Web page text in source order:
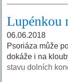
Lupénkou
06.06.2018
Psoriáza může
dokáže i na
stavu dolních